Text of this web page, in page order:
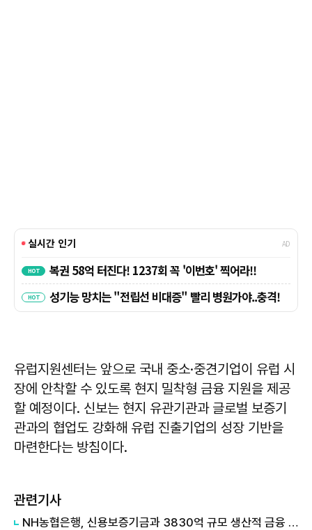
유럽지원센터는 앞으로 국내 중소·중견기업이 유럽 시
장에 안착할 수 있도록 현지 밀착형 금융 지원을 제공
할 예정이다. 신보는 현지 유관기관과 글로벌 보증기
관과의 협업도 강화해 유럽 진출기업의 성장 기반을
마련한다는 방침이다.
관련기사
NH농협은행, 신용보증기금과 3830억 규모 생산적 금융 업무협약